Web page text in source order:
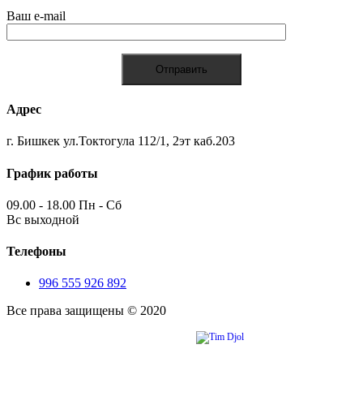
Ваш e-mail
Адрес
г. Бишкек ул.Токтогула 112/1, 2эт каб.203
График работы
09.00 - 18.00 Пн - Сб
Вс выходной
Телефоны
996 555 926 892
Все права защищены © 2020